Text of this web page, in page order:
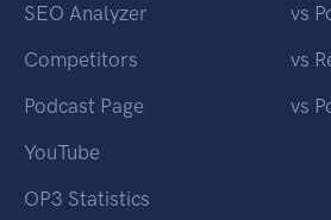
SEO Analyzer
Competitors
Podcast Page
YouTube
OP3 Statistics
vs
vs
vs